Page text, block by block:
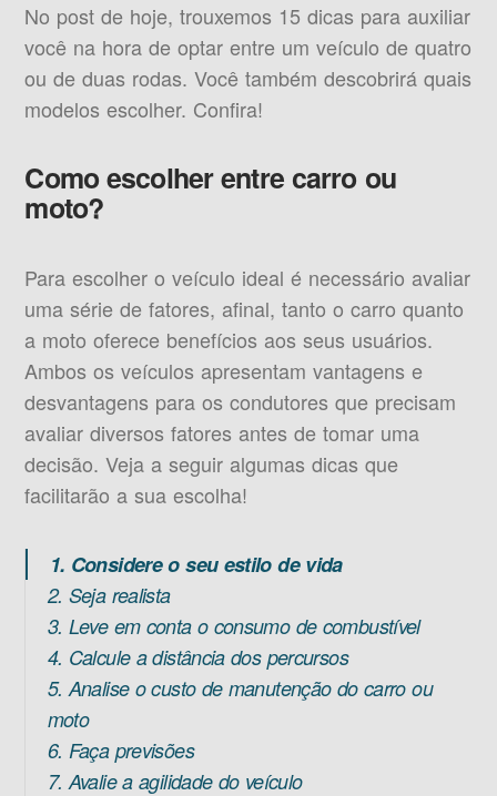
No post de hoje, trouxemos 15 dicas para auxiliar
você na hora de optar entre um veículo de quatro
ou de duas rodas. Você também descobrirá quais
modelos escolher. Confira!
Como escolher entre carro ou
moto?
Para escolher o veículo ideal é necessário avaliar
uma série de fatores, afinal, tanto o carro quanto
a moto oferece benefícios aos seus usuários.
Ambos os veículos apresentam vantagens e
desvantagens para os condutores que precisam
avaliar diversos fatores antes de tomar uma
decisão. Veja a seguir algumas dicas que
facilitarão a sua escolha!
1. Considere o seu estilo de vida
2. Seja realista
3. Leve em conta o consumo de combustível
4. Calcule a distância dos percursos
5. Analise o custo de manutenção do carro ou
moto
6. Faça previsões
7. Avalie a agilidade do veículo